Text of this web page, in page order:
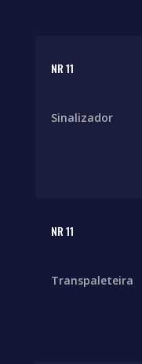
NR 11
Sinalizador
NR 11
Transpaleteira